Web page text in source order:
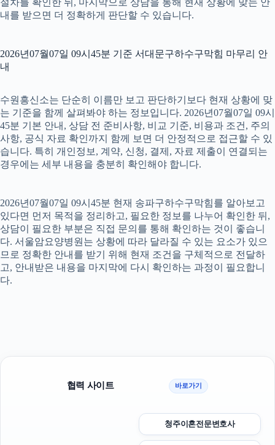
절차를 확인한 뒤, 마지막으로 상담을 통해 현재 상황에 맞는 안
내를 받으면 더 정확하게 판단할 수 있습니다.
2026년07월07일 09시45분 기준 서대문구하수구막힘 마무리 안
내
수원흥신소는 단순히 이름만 보고 판단하기보다 현재 상황에 맞
는 기준을 함께 살펴봐야 하는 정보입니다. 2026년07월07일 09시
45분 기본 안내, 상담 전 준비사항, 비교 기준, 비용과 조건, 주의
사항, 공식 자료 확인까지 함께 보면 더 안정적으로 접근할 수 있
습니다. 특히 개인정보, 계약, 신청, 결제, 자료 제출이 연결되는
경우에는 세부 내용을 충분히 확인해야 합니다.
2026년07월07일 09시45분 현재 송파구하수구막힘를 알아보고
있다면 먼저 목적을 정리하고, 필요한 정보를 나누어 확인한 뒤,
상담이 필요한 부분은 직접 문의를 통해 확인하는 것이 좋습니
다. 서울암요양병원는 상황에 따라 달라질 수 있는 요소가 있으
므로 정확한 안내를 받기 위해 현재 조건을 구체적으로 전달하
고, 안내받은 내용을 마지막에 다시 확인하는 과정이 필요합니
다.
협력 사이트 바로가기
청주이혼전문변호사